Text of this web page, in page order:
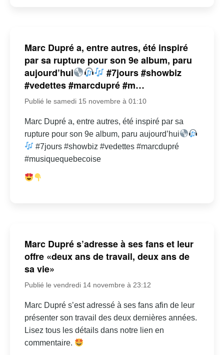
Marc Dupré a, entre autres, été inspiré
par sa rupture pour son 9e album, paru
aujourd’hui
#7jours #showbiz
#vedettes #marcdupré #m…
Publié le samedi 15 novembre à 01:10
Marc Dupré a, entre autres, été inspiré par sa
rupture pour son 9e album, paru aujourd’hui
#7jours #showbiz #vedettes #marcdupré
#musiquequebecoise
Marc Dupré s’adresse à ses fans et leur
offre «deux ans de travail, deux ans de
sa vie»
Publié le vendredi 14 novembre à 23:12
Marc Dupré s’est adressé à ses fans afin de leur
présenter son travail des deux dernières années.
Lisez tous les détails dans notre lien en
commentaire.